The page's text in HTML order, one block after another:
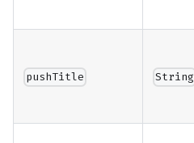
pushTitle String